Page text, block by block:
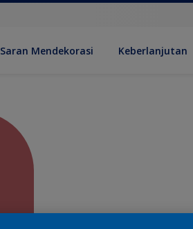
Saran Mendekorasi Keberlanjutan